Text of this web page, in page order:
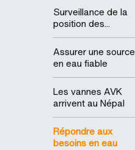
Surveillance de la
position des...
Assurer une source
en eau fiable
Les vannes AVK
arrivent au Népal
Répondre aux
besoins en eau